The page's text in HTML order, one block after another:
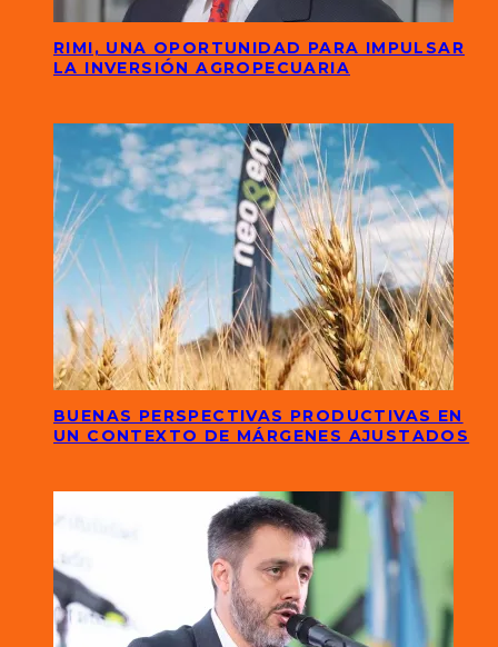
RIMI, UNA OPORTUNIDAD PARA IMPULSAR
LA INVERSIÓN AGROPECUARIA
BUENAS PERSPECTIVAS PRODUCTIVAS EN
UN CONTEXTO DE MÁRGENES AJUSTADOS